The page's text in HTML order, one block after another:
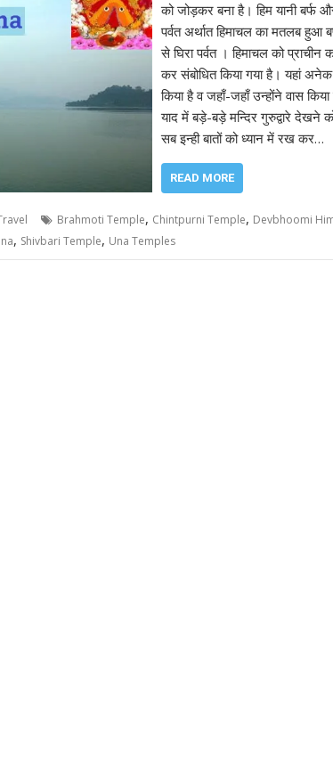
को जोड़कर बना है। हिम यानी बर्फ
पर्वत अर्थात हिमाचल का मतलब हुआ
से घिरा पर्वत । हिमाचल को
कर संबोधित किया गया है। यहां
किया है व जहाँ-जहाँ उन्होंने वास
याद में बड़े-बड़े मन्दिर गुरुद्वारे
सब इन्ही बातों को ध्यान में रख कर…
READ MORE
Brahmoti Temple, Chintpurni Temple, Devbhoomi
, Shivbari Temple, Una Temples